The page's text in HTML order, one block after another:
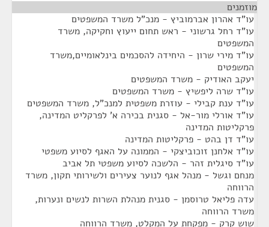
מוזמנים
עו"ד אהרון אברמוביץ - מנכ"ל משרד המשפטים
עו"ד רחל גרשוני - ראש תחום ייעוץ וחקיקה, משרד
המשפטים
עו"ד מירי שרון - היחידה להסכמים בינלאומיים,משרד
המשפטים
יעקב האודיק - משרד המשפטים
עו"ד שרה ליפשיץ - משרד המשפטים
עו"ד ענת קבילי - עוזרת משפטית למנכ"ל, משרד המשפטים
עו"ד אורלי מור-אל - סגנית בכירה א' לפרקליט המדינה,
פרקליטות המדינה
עו"ד דן בהט - פרקליטות המדינה
עו"ד אלחנן זוכוביצקי - הממונה על האגף לסיוע משפטי
עו"ד סיגלית זהר - הלשכה לסיוע משפטי תל אביב
מנחם וגשל - מנהל אגף לנוער צעירים ולשירותי תקון, משרד
הרווחה
עדה פליאל טרוסמן - סגנית מנהלת השרות לנשים ונערות,
משרד הרווחה
שוש קרק - מפקחת על המקלט, משרד הרווחה